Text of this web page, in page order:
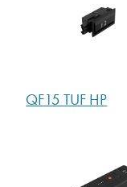
QF15 TUF HP